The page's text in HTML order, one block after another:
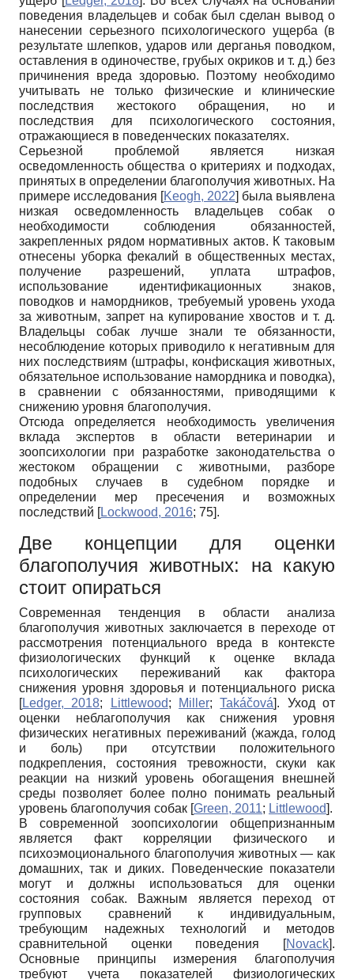
поведения владельцев и собак был сделан вывод о
нанесении серьезного психологического ущерба (в
результате шлепков, ударов или дерганья поводком,
оставления в одиночестве, грубых окриков и т. д.) без
причинения вреда здоровью. Поэтому необходимо
учитывать не только физические и клинические
последствия жестокого обращения, но и
последствия для психологического состояния,
отражающиеся в поведенческих показателях.
Серьезной проблемой является низкая
осведомленность общества о критериях и подходах,
принятых в определении благополучия животных. На
примере исследования [Keogh, 2022] была выявлена
низкая осведомленность владельцев собак о
необходимости соблюдения обязанностей,
закрепленных рядом нормативных актов. К таковым
отнесены уборка фекалий в общественных местах,
получение разрешений, уплата штрафов,
использование идентификационных знаков,
поводков и намордников, требуемый уровень ухода
за животным, запрет на купирование хвостов и т. д.
Владельцы собак лучше знали те обязанности,
несоблюдение которых приводило к негативным для
них последствиям (штрафы, конфискация животных,
обязательное использование намордника и поводка),
в сравнении с обязанностями, приводящими к
снижению уровня благополучия.
Отсюда определяется необходимость увеличения
вклада экспертов в области ветеринарии и
зоопсихологии при разработке законодательства о
жестоком обращении с животными, разборе
подобных случаев в судебном порядке и
определении мер пресечения и возможных
последствий [Lockwood, 2016; 75].
Две концепции для оценки
благополучия животных: на какую
стоит опираться
Современная тенденция в области анализа
благополучия животных заключается в переходе от
рассмотрения потенциального вреда в контексте
физиологических функций к оценке вклада
психологических переживаний как фактора
снижения уровня здоровья и потенциального риска
[Ledger, 2018; Littlewood; Miller;Takáčová]. Уход от
оценки неблагополучия как снижения уровня
физических негативных переживаний (жажда, голод
и боль) при отсутствии положительного
подкрепления, состояния тревожности, скуки как
реакции на низкий уровень обогащения внешней
среды позволяет более полно понимать реальный
уровень благополучия собак [Green, 2011; Littlewood].
В современной зоопсихологии общепризнанным
является факт корреляции физического и
психоэмоционального благополучия животных — как
домашних, так и диких. Поведенческие показатели
могут и должны использоваться для оценки
состояния собак. Важным является переход от
групповых сравнений к индивидуальным,
требующим надежных технологий и методов
сравнительной оценки поведения
[Novack].
Основные принципы измерения благополучия
требуют учета показателей физиологических